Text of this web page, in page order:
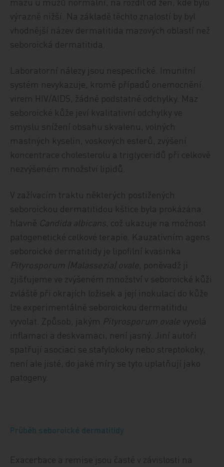
výrazně nižší. Na základě těchto znalostí by byl
vhodnější název dermatitida mazových oblastí než
seboroická dermatitida.
Laboratorní nálezy jsou nespecifické. Imunitní
systém nevykazuje, kromě případů onemocnění
virem HIV/AIDS, žádné podstatné odchylky. Maz
seboroické kůže jeví kvalitativní odchylky ve
smyslu snížení obsahu skvalenu, volných
mastných kyselin, voskových esterů, zvýšení
koncentrace cholesterolu a triglyceridů při celkově
nezvýšeném množství lipidů.
V zažívacím traktu některých postižených
seboroickou dermatitidou kštice byla prokázána
hlavně Candida albicans , což ukazuje na možnost
patogenetické celkové terapie. Kauzativním agens
seboroické dermatitidy je lipofilní kvasinka
Pityrosporum (Malassezia) ovale , poněvadž ji
zjišťujeme ve zvýšeném množství v seboroické kůži
zvláště při okrajích ložisek a její inokulací do kůže
lze experimentálně seboroickou dermatitidu
vyvolat. Způsob, jakým Pityrosporum ovale vyvolá
inflamaci a deskvamaci, není jasný. Jiní autoři
spatřují asociaci se stafylokoky nebo streptokoky,
není ale jisté, do jaké míry se tyto uplatňují jako
patogeny.
Průběh seboroické dermatitidy
Exacerbace a remise jsou časté v závislosti na